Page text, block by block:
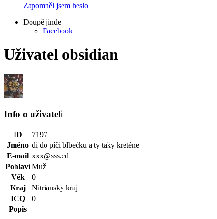
Zapomněl jsem heslo
Doupě jinde
Facebook
Uživatel obsidian
Info o uživateli
ID
7197
Jméno di do píči blbečku a ty taky kreténe
E-mail xxx@sss.cd
Pohlaví Muž
Věk
0
Kraj
Nitriansky kraj
ICQ
0
Popis